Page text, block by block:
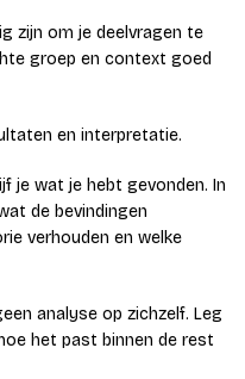
zijn om je deelvragen te
groep en context goed
en interpretatie.
je wat je hebt gevonden. In
de bevindingen
verhouden en welke
analyse op zichzelf. Leg
het past binnen de rest